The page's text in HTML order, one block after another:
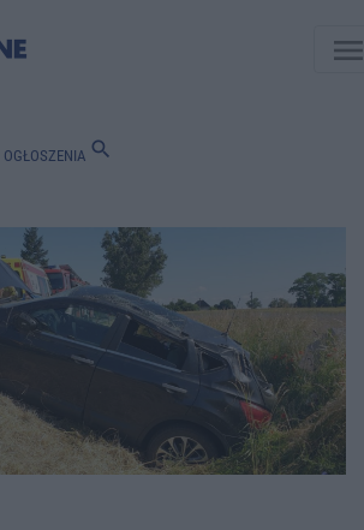
OGŁOSZENIA search